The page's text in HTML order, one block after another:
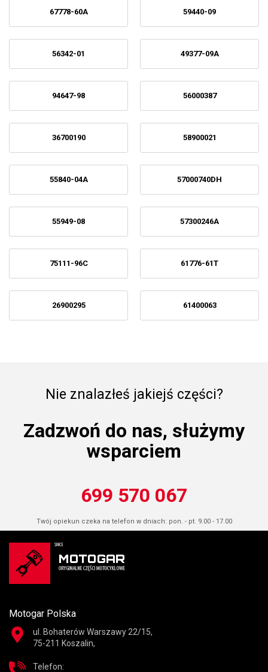
67778-60A 59440-09
56342-01 49377-09A
94647-98 56000387
36700190 58900021
55840-04A 57000740DH
55949-08 57300246A
75111-96C 61776-61T
26900295 61400063
Nie znalazłeś jakiejś części?
Zadzwoń do nas, służymy
wsparciem
699 570 067
Twój opiekun czeka na telefon w dniach: pon. - pt. 9.00 - 17.00
Motogar Polska
ul. Bohaterów Warszawy 22/15,
75-211 Koszalin,
Telefon: